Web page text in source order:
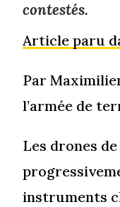
contestés.
Article paru
Par
l’armée de
Les drones
instruments